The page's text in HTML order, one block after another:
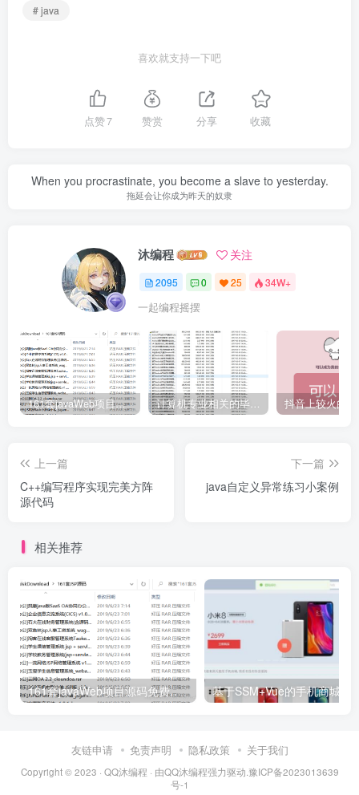
# java
喜欢就支持一下吧
点赞7 赞赏 分享 收藏
When you procrastinate, you become a slave to yesterday.
拖延会让你成为昨天的奴隶
沐编程 关注
2095 0 25 34W+
一起编程摇摆
161套javaWeb项目源码免费分享 计算机专业相关的毕业设计论文合集免费下载
上一篇
C++编写程序实现完美方阵
源代码
下一篇
java自定义异常练习小案例
相关推荐
161套javaWeb项目源码免费分享
友链申请 免责声明 隐私政策 关于我们
Copyright © 2023 · QQ沐编程 · 由QQ沐编程强力驱动. 豫ICP备2023013639
号-1